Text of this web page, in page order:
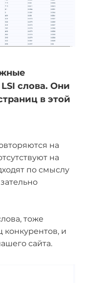
слова. Они
в этой
на
на
по смыслу
тоже
конкурентов, и
сайта.